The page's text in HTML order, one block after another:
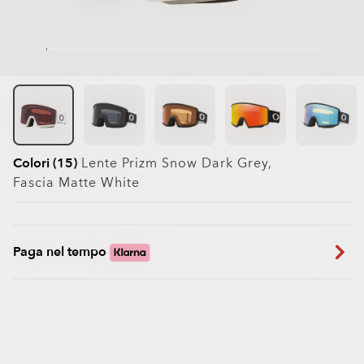
Colori (15) Lente Prizm Snow Dark Grey,
Fascia Matte White
Paga nel tempo